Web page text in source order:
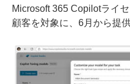
Microsoft 365 Copilotライ
顧客を対象に、6月から提供